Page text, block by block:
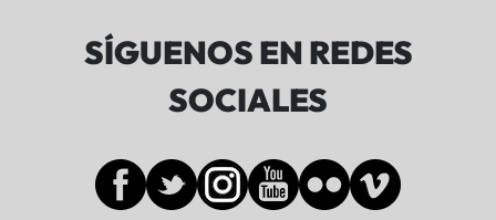
SÍGUENOS EN REDES
SOCIALES